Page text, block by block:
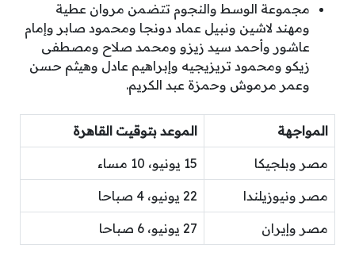
مجموعة الوسط والنجوم تتضمن مروان عطية
ومهند لاشين ونبيل عماد دونجا ومحمود صابر وإمام
عاشور وأحمد سيد زيزو ومحمد صلاح ومصطفى
زيكو ومحمود تريزيجيه وإبراهيم عادل وهيثم حسن
وعمر مرموش وحمزة عبد الكريم.
المواجهة الموعد بتوقيت القاهرة
مصر وبلجيكا 15 يونيو، 10 مساء
مصر ونيوزيلندا 22 يونيو، 4 صباحا
مصر وإيران 27 يونيو، 6 صباحا